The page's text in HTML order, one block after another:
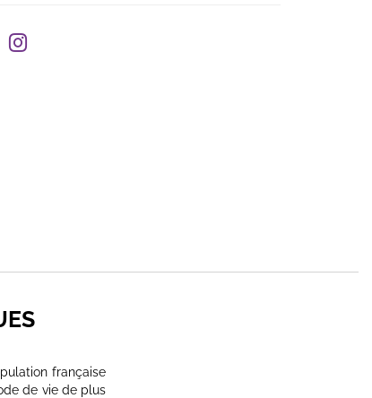
française
de vie de plus